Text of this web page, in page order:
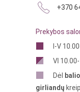
+370
Prekybos
I-V
VI 10.00-
Dėl
girliandų